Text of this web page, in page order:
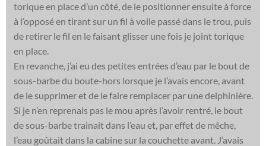
torique en place d’un côté, de le positionner ensuite à force
à l’opposé en tirant sur un fil à voile passé dans le trou, puis
de retirer le fil en le faisant glisser une fois je joint torique
en place.
En revanche, j’ai eu des petites entrées d’eau par le bout de
sous-barbe du boute-hors lorsque je l’avais encore, avant
de le supprimer et de le faire remplacer par une delphinière.
Si je n’en reprenais pas le mou après l’avoir rentré, le bout
de sous-barbe trainait dans l’eau et, par effet de mêche,
l’eau goûtait dans la cabine sur la couchette avant. J’avais